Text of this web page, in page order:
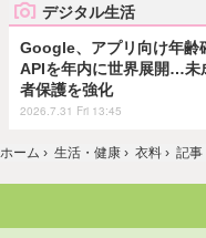
デジタル生活
Google、アプリ向け年齢
APIを年内に世界展開…未
者保護を強化
2026.7.31 Fri 13:45
ホーム › 生活・健康 › 衣料 › 記事